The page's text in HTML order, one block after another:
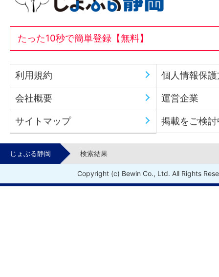
たった10秒で簡単登録【無料】
利用規約 個人情報保
会社概要 運営企業
サイトマップ 掲載をご検
じょぶる静岡 検索結果
Copyright (c) Bewin Co., Ltd. All Rights